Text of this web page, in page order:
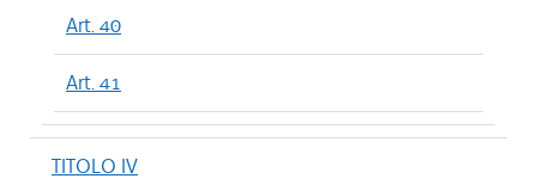
Art. 40
Art. 41
TITOLO IV